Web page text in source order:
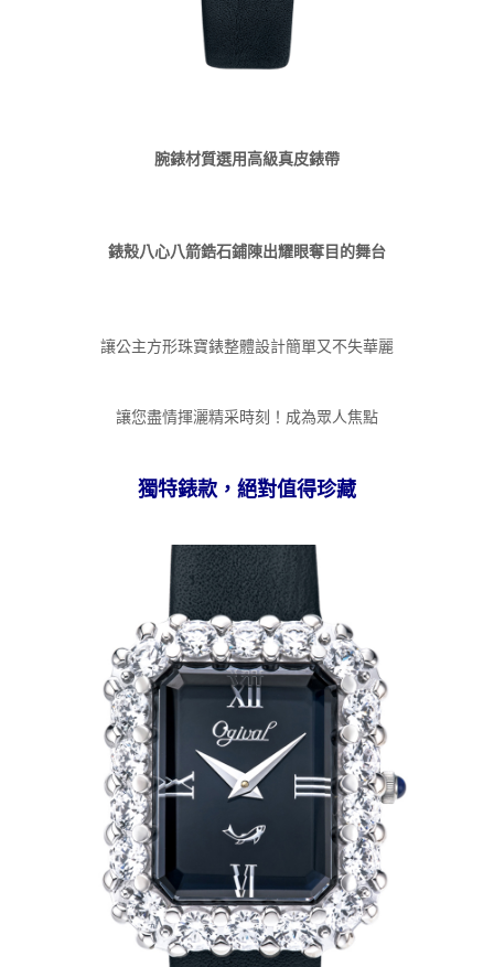
腕錶材質選用高級真皮錶帶
錶殼八心八箭鋯石鋪陳出耀眼奪目的舞台
讓公主方形珠寶錶整體設計簡單又不失華麗
讓您盡情揮灑精采時刻！成為眾人焦點
獨特錶款，絕對值得珍藏